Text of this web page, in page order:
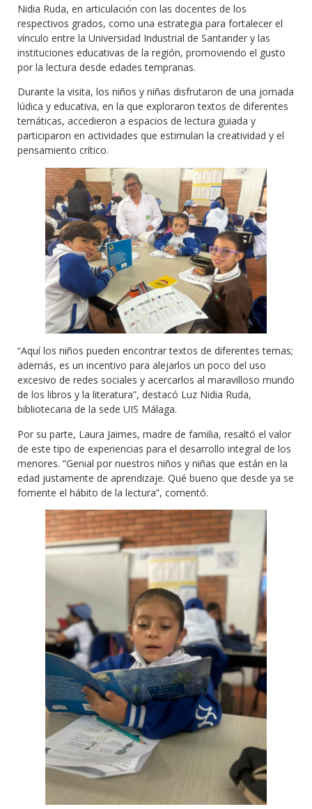
Nidia Ruda, en articulación con las docentes de los
respectivos grados, como una estrategia para fortalecer el
vínculo entre la Universidad Industrial de Santander y las
instituciones educativas de la región, promoviendo el gusto
por la lectura desde edades tempranas.
Durante la visita, los niños y niñas disfrutaron de una jornada
lúdica y educativa, en la que exploraron textos de diferentes
temáticas, accedieron a espacios de lectura guiada y
participaron en actividades que estimulan la creatividad y el
pensamiento crítico.
“Aquí los niños pueden encontrar textos de diferentes temas;
además, es un incentivo para alejarlos un poco del uso
excesivo de redes sociales y acercarlos al maravilloso mundo
de los libros y la literatura”, destacó Luz Nidia Ruda,
bibliotecaria de la sede UIS Málaga.
Por su parte, Laura Jaimes, madre de familia, resaltó el valor
de este tipo de experiencias para el desarrollo integral de los
menores. “Genial por nuestros niños y niñas que están en la
edad justamente de aprendizaje. Qué bueno que desde ya se
fomente el hábito de la lectura”, comentó.